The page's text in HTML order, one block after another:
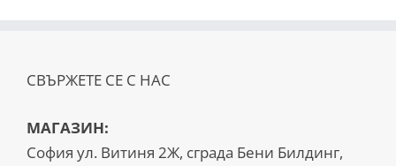
СВЪРЖЕТЕ СЕ С НАС
МАГАЗИН:
София ул. Витиня 2Ж, сграда Бени Билдинг,